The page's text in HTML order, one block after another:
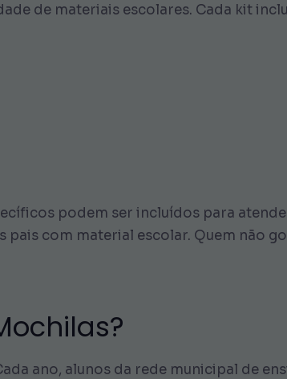
de materiais escolares. Cada kit
podem ser incluídos para
com material escolar. Quem não
ano, alunos da rede municipal de